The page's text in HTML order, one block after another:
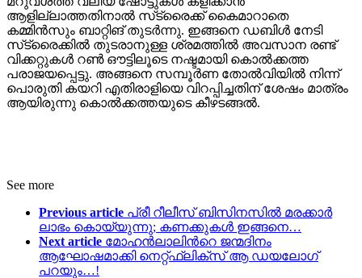
ആളില്ലാത്തതിനാൽ സ്‌ട്രൈക്ക് കൈമാറാതെ
കമ്മിൻസും ബാറ്റിങ് തുടർന്നു. ഇങ്ങനെ ഡബിൾ നേടി
സ്‌ട്രൈക്കിൽ തുടരാനുള്ള ശ്രമത്തിൽ അവസാന രണ്ട്
വിക്കറ്റുകൾ റൺ ഔട്ടിലൂടെ നഷ്ടമായി കൊൽക്കത്ത
പരാജയപ്പെട്ടു. അങ്ങനെ സമ്പൂർണ തോൽവിയിൽ നിന്ന്
പൊരുതി കയറി എതിരാളിയെ വിറപ്പിച്ചതിന് ശേഷം മാത്രം
ആയിരുന്നു കൊൽക്കത്തയുടെ കീഴടങ്ങൽ.
See more
Previous article പ്രീ റീലീസ് ബിസിനസിൽ മരക്കാർ
ലാഭം കൊയ്യുന്നു; കണക്കുകൾ ഇങ്ങനെ…
Next article മോഹൻലാലിന്‍റെ ജന്മദിനം
ആഘോഷമാക്കി നെറ്റ്ഫ്ലിക്സ് ആ ഡയലോഗ്
പറയും…!